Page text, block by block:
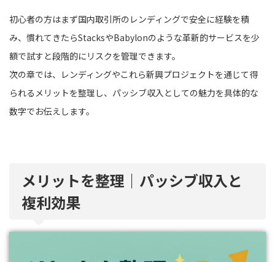
初心者の方はまず国内取引所のレンディングで安全に経験を積
み、慣れてきたらStacksやBabylonのような革新的サービスを少
額で試すと段階的にリスクを管理できます。
次の章では、レンディングやこれら新興プロジェクトを通じて得
られるメリットを整理し、パッシブ収入としての魅力を具体的な
数字でお伝えします。
メリットを整理｜パッシブ収入と
複利効果